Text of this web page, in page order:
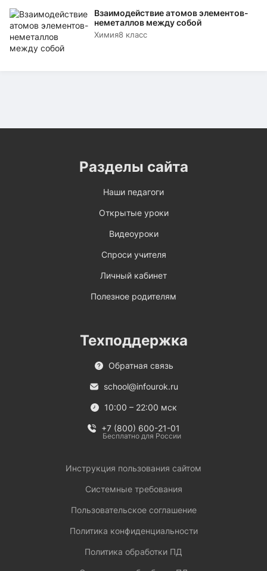
Взаимодействие атомов элементов-
неметаллов между собой
Химия8 класс
Разделы сайта
Наши педагоги
Открытые уроки
Видеоуроки
Спроси учителя
Личный кабинет
Полезное родителям
Техподдержка
Обратная связь
school@infourok.ru
10:00 – 22:00 мск
+7 (800) 600-21-01
Бесплатно для России
Инструкция пользования сайтом
Системные требования
Пользовательское соглашение
Политика конфиденциальности
Политика обработки ПД